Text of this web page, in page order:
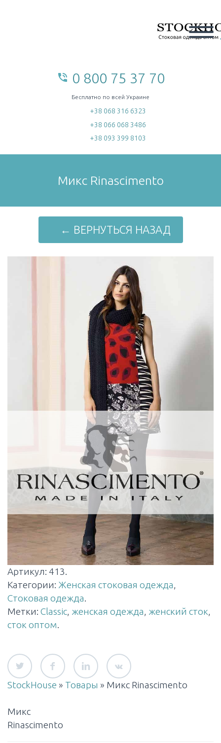
phone_in_talk 0 800 75 37 70
Бесплатно по всей Украине
+38 068 316 6323
+38 066 068 3486
+38 093 399 8103
Микс Rinascimento
← ВЕРНУТЬСЯ НАЗАД
Артикул: 413.
Категории: Женская стоковая одежда,
Стоковая одежда.
Метки: Classic, женская одежда, женский сток,
сток оптом.
StockHouse » Товары » Микс Rinascimento
Микс
Rinascimento